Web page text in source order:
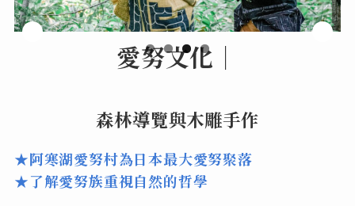
愛努文化｜
森林導覽與木雕手作
★阿寒湖愛努村為日本最大愛努聚落
★了解愛努族重視自然的哲學